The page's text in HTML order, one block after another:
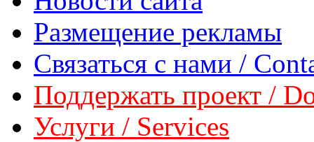
Размещение рекламы
Связаться с нами /
Поддержать проект /
Услуги / Services